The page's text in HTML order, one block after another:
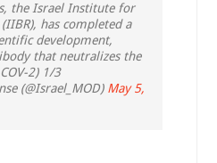
the Israel Institute for
has completed a
development,
that neutralizes the
2) 1/3
(@Israel_MOD) May 5,